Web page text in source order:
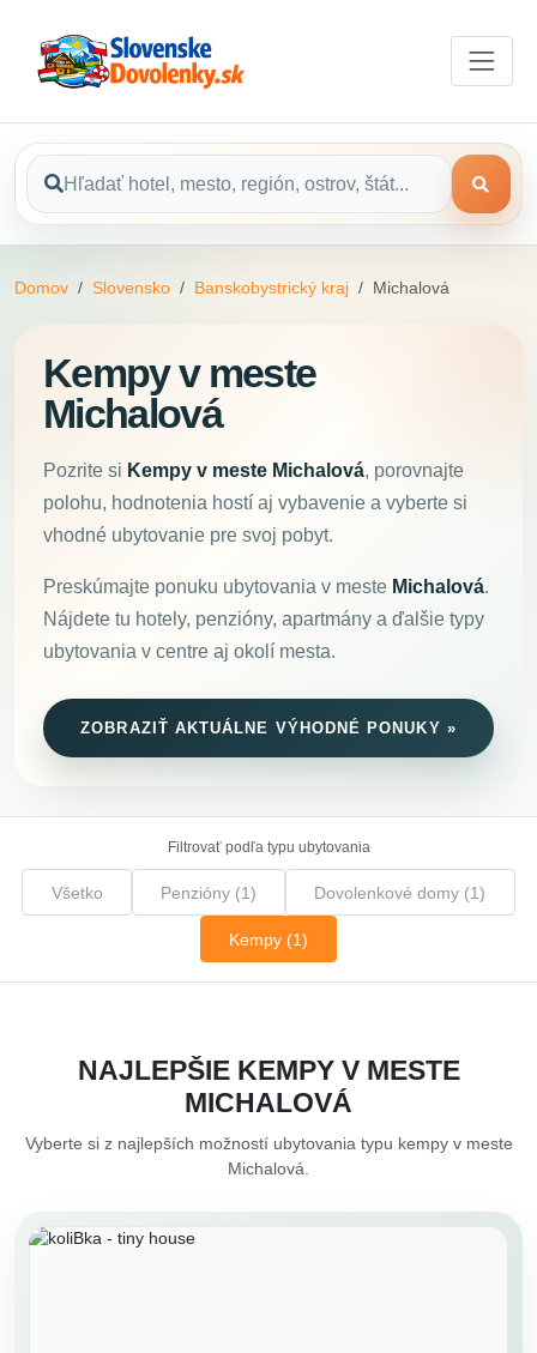
Domov Slovensko Banskobystrický kraj Michalová
Kempy v meste
Michalová
Pozrite si Kempy v meste Michalová, porovnajte
polohu, hodnotenia hostí aj vybavenie a vyberte si
vhodné ubytovanie pre svoj pobyt.
Preskúmajte ponuku ubytovania v meste Michalová.
Nájdete tu hotely, penzióny, apartmány a ďalšie typy
ubytovania v centre aj okolí mesta.
ZOBRAZIŤ AKTUÁLNE VÝHODNÉ PONUKY »
Filtrovať podľa typu ubytovania
Všetko Penzióny (1) Dovolenkové domy (1)
Kempy (1)
NAJLEPŠIE KEMPY V MESTE
MICHALOVÁ
Vyberte si z najlepších možností ubytovania typu kempy v meste
Michalová.